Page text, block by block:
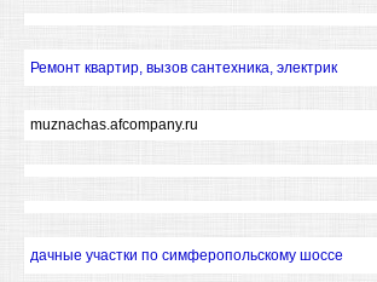
Ремонт квартир, вызов сантехника, электрик
muznachas.afcompany.ru
дачные участки по симферопольскому шоссе